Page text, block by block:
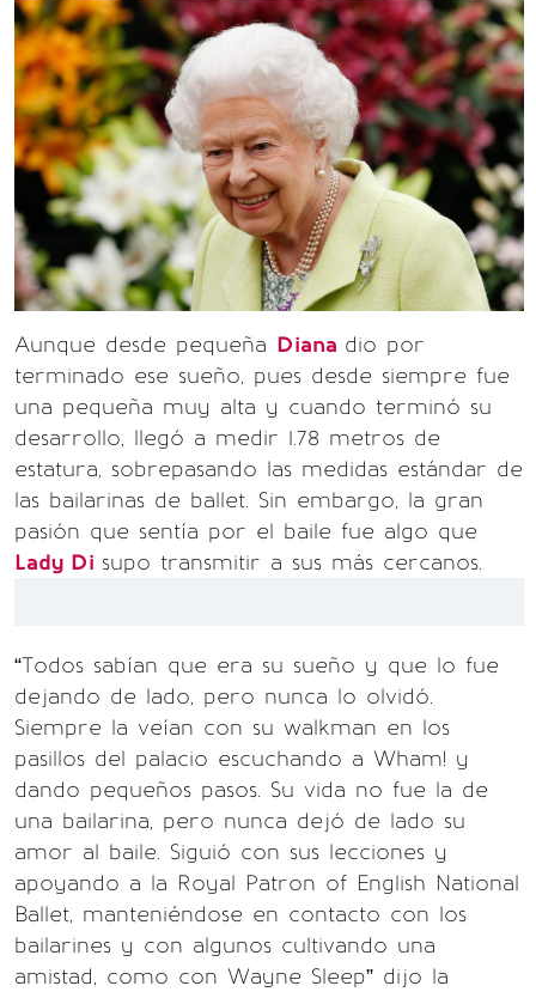
Aunque desde pequeña Diana dio por
terminado ese sueño, pues desde siempre fue
una pequeña muy alta y cuando terminó su
desarrollo, llegó a medir 1.78 metros de
estatura, sobrepasando las medidas estándar de
las bailarinas de ballet. Sin embargo, la gran
pasión que sentía por el baile fue algo que
Lady Di supo transmitir a sus más cercanos.
“Todos sabían que era su sueño y que lo fue
dejando de lado, pero nunca lo olvidó.
Siempre la veían con su walkman en los
pasillos del palacio escuchando a Wham! y
dando pequeños pasos. Su vida no fue la de
una bailarina, pero nunca dejó de lado su
amor al baile. Siguió con sus lecciones y
apoyando a la Royal Patron of English National
Ballet, manteniéndose en contacto con los
bailarines y con algunos cultivando una
amistad, como con Wayne Sleep” dijo la